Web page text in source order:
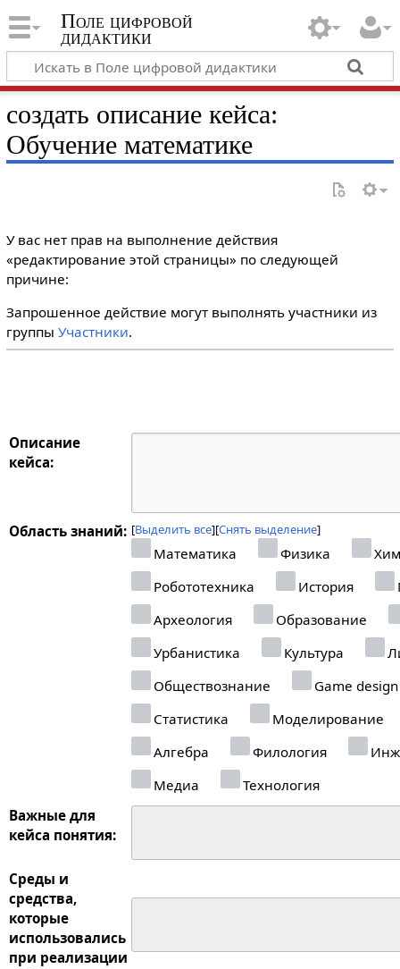
Поле цифровой
дидактики
создать описание кейса:
Обучение математике
У вас нет прав на выполнение действия
«редактирование этой страницы» по следующей
причине:
Запрошенное действие могут выполнять участники из
группы Участники.
Описание
кейса:
Область знаний: Выделить все Снять выделение
Математика Физика
Робототехника
История
Археология
Образование
Урбанистика
Культура
Обществознание
Game design
Статистика
Моделирование
Алгебра
Филология
Медиа
Технология
Важные для
кейса понятия:
Среды и
средства,
которые
использовались
при реализации